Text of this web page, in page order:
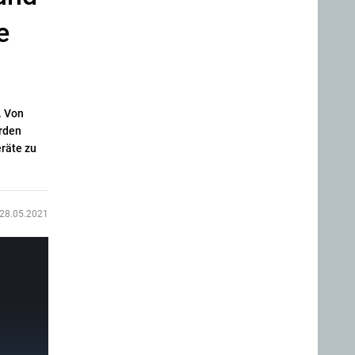
Von
zu
28.05.2021